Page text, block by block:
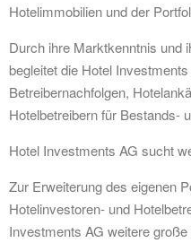
Hotelimmobilien und der
Durch ihre Marktkenntnis und
begleitet die Hotel
Betreibernachfolgen,
Hotelbetreibern für Bestands-
Hotel Investments AG sucht
Zur Erweiterung des eigenen
Hotelinvestoren- und
Investments AG weitere